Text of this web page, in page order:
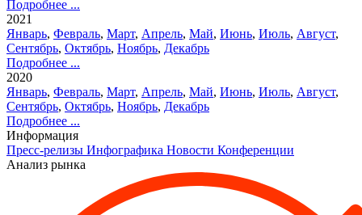
Подробнее ...
2021
Январь, Февраль, Март, Апрель, Май, Июнь, Июль, Август,
Сентябрь, Октябрь, Ноябрь, Декабрь
Подробнее ...
2020
Январь, Февраль, Март, Апрель, Май, Июнь, Июль, Август,
Сентябрь, Октябрь, Ноябрь, Декабрь
Подробнее ...
Информация
Пресс-релизы Инфографика Новости Конференции
Анализ рынка